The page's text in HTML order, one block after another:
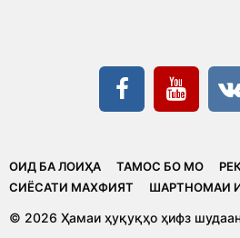
ОИД БА ЛОИҲА ТАМОС БО МО
CИЁСАТИ МАХФИЯТ
ШАРТНОМАИ
© 2026 Ҳамаи ҳуқуқҳо ҳифз